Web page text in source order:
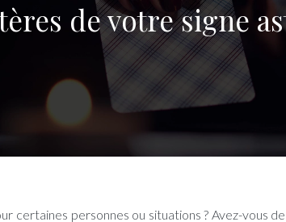
de votre signe